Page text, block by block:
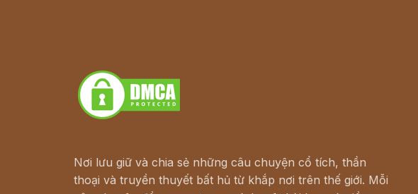
Nơi lưu giữ và chia sẻ những câu chuyện cổ tích, thần
thoại và truyền thuyết bất hủ từ khắp nơi trên thế giới. Mỗi